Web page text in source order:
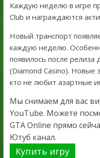
Каждую неделю в игре
Club и награждаются
Новый транспорт
каждую неделю.
появилось после
(Diamond Casino). Новые
кто не любит азартные
Мы снимаем для вас
YouTube. Можете
GTA Online прямо
Ютуб канал.
Купить игру